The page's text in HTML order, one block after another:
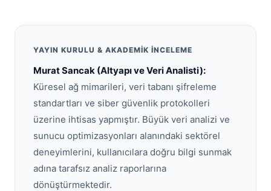
YAYIN KURULU & AKADEMIK İNCELEME
Murat Sancak (Altyapı ve Veri Analisti):
Küresel ağ mimarileri, veri tabanı şifreleme
standartları ve siber güvenlik protokolleri
üzerine ihtisas yapmıştır. Büyük veri analizi ve
sunucu optimizasyonları alanındaki sektörel
deneyimlerini, kullanıcılara doğru bilgi sunmak
adına tarafsız analiz raporlarına
dönüştürmektedir.